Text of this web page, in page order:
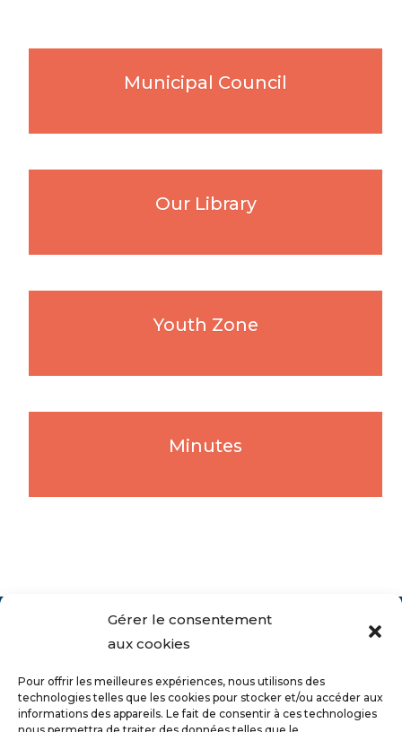
Gérer le consentement
aux cookies
Pour offrir les meilleures expériences, nous utilisons des
technologies telles que les cookies pour stocker et/ou accéder aux
informations des appareils. Le fait de consentir à ces technologies
Municipal Council
Our Library
Youth Zone
Minutes